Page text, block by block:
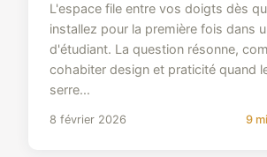
L'espace file entre vos doigts dès
installez pour la première fois dans
d'étudiant. La question résonne,
cohabiter design et praticité quand
serre...
8 février 2026 9